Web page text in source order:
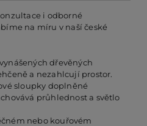
i odborné
na míru v naší české
dřevěných
a nezahlcují prostor.
sloupky doplněné
průhlednost a světlo
nebo kouřovém